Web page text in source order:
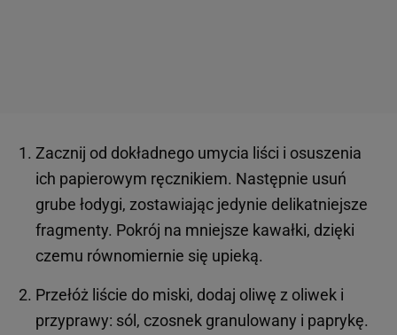
Zacznij od dokładnego umycia liści i osuszenia
ich papierowym ręcznikiem. Następnie usuń
grube łodygi, zostawiając jedynie delikatniejsze
fragmenty. Pokrój na mniejsze kawałki, dzięki
czemu równomiernie się upieką.
Przełóż liście do miski, dodaj oliwę z oliwek i
przyprawy: sól, czosnek granulowany i paprykę.